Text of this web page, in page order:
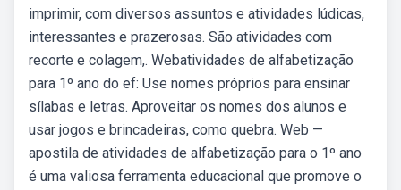
imprimir, com diversos assuntos e atividades lúdicas,
interessantes e prazerosas. São atividades com
recorte e colagem,. Webatividades de alfabetização
para 1º ano do ef: Use nomes próprios para ensinar
sílabas e letras. Aproveitar os nomes dos alunos e
usar jogos e brincadeiras, como quebra. Web —
apostila de atividades de alfabetização para o 1º ano
é uma valiosa ferramenta educacional que promove o